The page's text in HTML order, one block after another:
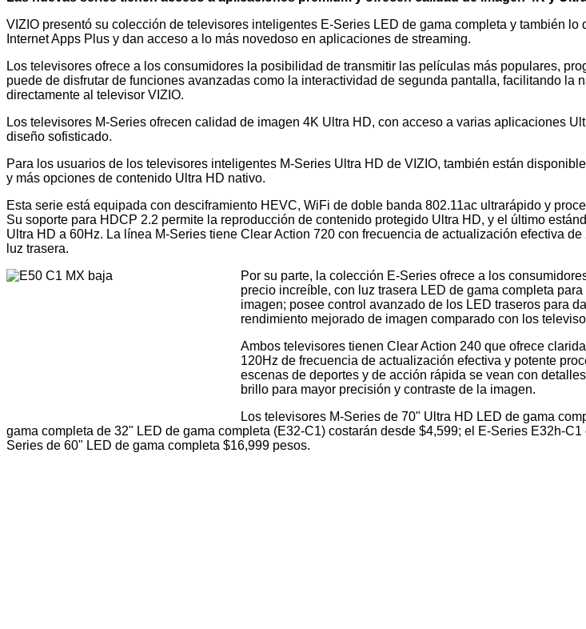
VIZIO presentó su colección de televisores inteligentes E-Series LED de gama completa y también
Internet Apps Plus y dan acceso a lo más novedoso en aplicaciones de streaming.
Los televisores ofrece a los consumidores la posibilidad de transmitir las películas más populares,
puede de disfrutar de funciones avanzadas como la interactividad de segunda pantalla, facilitando
directamente al televisor VIZIO.
Los televisores M-Series ofrecen calidad de imagen 4K Ultra HD, con acceso a varias aplicaciones
diseño sofisticado.
Para los usuarios de los televisores inteligentes M-Series Ultra HD de VIZIO, también están
y más opciones de contenido Ultra HD nativo.
Esta serie está equipada con desciframiento HEVC, WiFi de doble banda 802.11ac ultrarápido y
Su soporte para HDCP 2.2 permite la reproducción de contenido protegido Ultra HD, y el último
Ultra HD a 60Hz. La línea M-Series tiene Clear Action 720 con frecuencia de actualización efectiva
luz trasera.
Por su parte, la colección E-Series ofrece a los
precio increíble, con luz trasera LED de gama completa
imagen; posee control avanzado de los LED traseros para
rendimiento mejorado de imagen comparado con los
Ambos televisores tienen Clear Action 240 que ofrece
120Hz de frecuencia de actualización efectiva y potente
escenas de deportes y de acción rápida se vean con
brillo para mayor precisión y contraste de la imagen.
Los televisores M-Series de 70" Ultra HD LED de gama
gama completa de 32" LED de gama completa (E32-C1) costarán desde $4,599; el E-Series E32h-
Series de 60" LED de gama completa $16,999 pesos.